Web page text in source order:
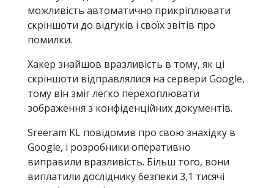
можливість автоматично прикріплювати
скріншоти до відгуків і своїх звітів про
помилки.
Хакер знайшов вразливість в тому, як ці
скріншоти відправлялися на сервери Google,
тому він зміг легко перехоплювати
зображення з конфіденційних документів.
Sreeram KL повідомив про свою знахідку в
Google, і розробники оперативно
виправили вразливість. Більш того, вони
виплатили досліднику безпеки 3,1 тисячі